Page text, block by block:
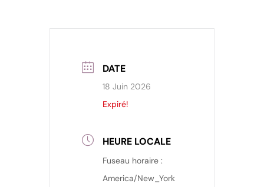
DATE
18 Juin 2026
Expiré!
HEURE LOCALE
Fuseau horaire :
America/New_York